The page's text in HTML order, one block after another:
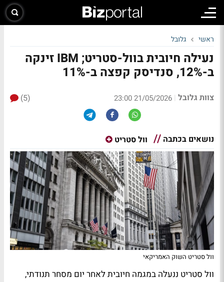
ראשי גלובל
נעילה חיובית בוול-סטריט; IBM זינקה
ב-12%, סנדיסק קפצה ב-11%
צוות גלובל |
21/05/2026 23:00
(5)
נושאים בכתבה וול סטריט
וול סטריט השוק האמריקאי
וול סטריט ננעלה במגמה חיובית לאחר יום מסחר תנודתי,